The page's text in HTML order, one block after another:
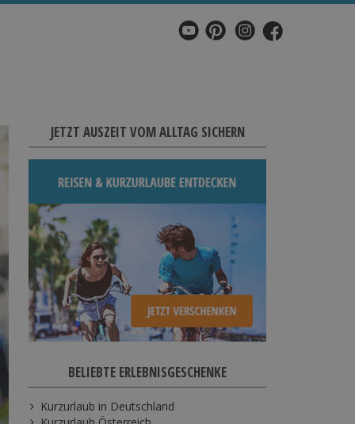
JETZT AUSZEIT VOM ALLTAG SICHERN
BELIEBTE ERLEBNISGESCHENKE
Kurzurlaub in Deutschland